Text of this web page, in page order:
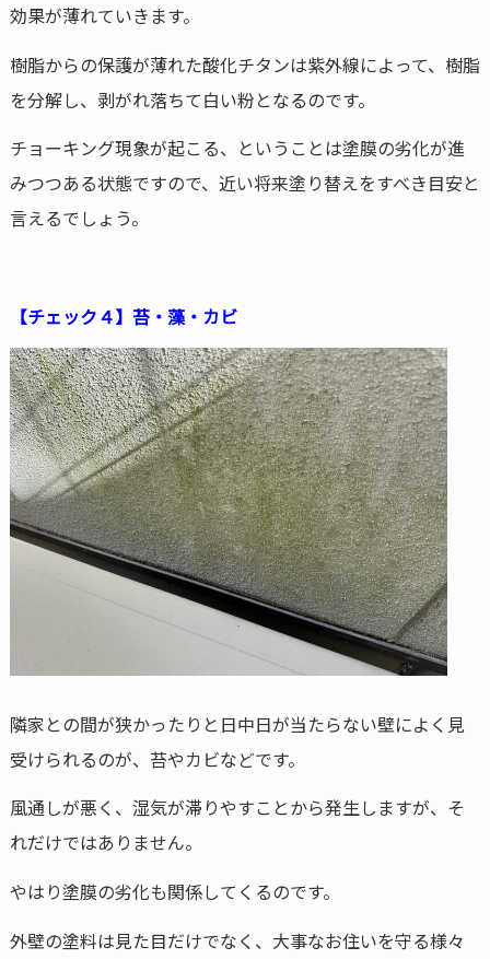
効果が薄れていきます。
樹脂からの保護が薄れた酸化チタンは紫外線によって、樹脂
を分解し、剥がれ落ちて白い粉となるのです。
チョーキング現象が起こる、ということは塗膜の劣化が進
みつつある状態ですので、近い将来塗り替えをすべき目安と
言えるでしょう。
【チェック４】苔・藻・カビ
隣家との間が狭かったりと日中日が当たらない壁によく見
受けられるのが、苔やカビなどです。
風通しが悪く、湿気が滞りやすことから発生しますが、そ
れだけではありません。
やはり塗膜の劣化も関係してくるのです。
外壁の塗料は見た目だけでなく、大事なお住いを守る様々